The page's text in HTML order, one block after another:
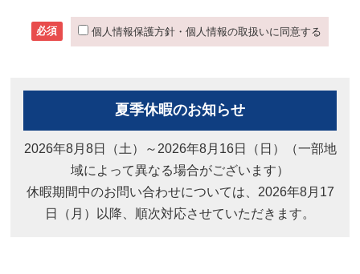
必須 個人情報保護方針・個人情報の取扱いに同意する
夏季休暇のお知らせ
2026年8月8日（土）～2026年8月16日（日）（一部地
域によって異なる場合がございます）
休暇期間中のお問い合わせについては、2026年8月17
日（月）以降、順次対応させていただきます。